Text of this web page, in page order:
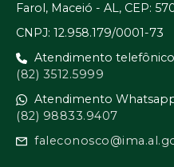
Farol, Maceió - AL, CEP:
CNPJ: 12.958.179/0001-73
Atendimento telefônico
(82) 3512.5999
Atendimento
(82) 98833.9407